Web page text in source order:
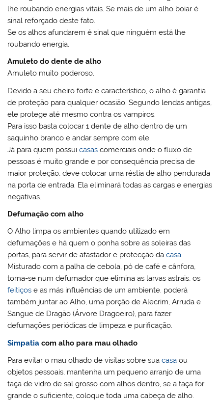
lhe roubando energias vitais. Se mais de um alho boiar é
sinal reforçado deste fato.
Se os alhos afundarem é sinal que ninguém está lhe
roubando energia.
Amuleto do dente de alho
Amuleto muito poderoso.
Devido a seu cheiro forte e característico, o alho é garantia
de proteção para qualquer ocasião. Segundo lendas antigas,
ele protege até mesmo contra os vampiros.
Para isso basta colocar 1 dente de alho dentro de um
saquinho branco e andar sempre com ele.
Já para quem possuicasas comerciais onde o fluxo de
pessoas é muito grande e por consequência precisa de
maior proteção, deve colocar uma réstia de alho pendurada
na porta de entrada. Ela eliminará todas as cargas e energias
negativas.
Defumação com alho
O Alho limpa os ambientes quando utilizado em
defumações e há quem o ponha sobre as soleiras das
portas, para servir de afastador e protecção dacasa.
Misturado com a palha de cebola, pó de café e cânfora,
torna-se num defumador que elimina as larvas astrais, os
feitiços e as más influências de um ambiente. poderá
também juntar ao Alho, uma porção de Alecrim, Arruda e
Sangue de Dragão (Árvore Dragoeiro), para fazer
defumações periódicas de limpeza e purificação.
Simpatia com alho para mau olhado
Para evitar o mau olhado de visitas sobre suacasa ou
objetos pessoais, mantenha um pequeno arranjo de uma
taça de vidro de sal grosso com alhos dentro, se a taça for
grande o suficiente, coloque toda uma cabeça de alho.